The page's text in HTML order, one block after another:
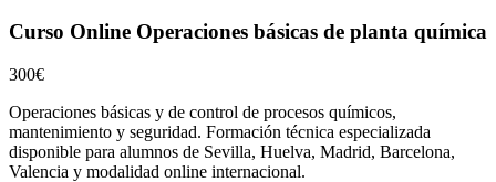
Curso Online Operaciones básicas de planta química
300€
Operaciones básicas y de control de procesos químicos,
mantenimiento y seguridad. Formación técnica especializada
disponible para alumnos de Sevilla, Huelva, Madrid, Barcelona,
Valencia y modalidad online internacional.